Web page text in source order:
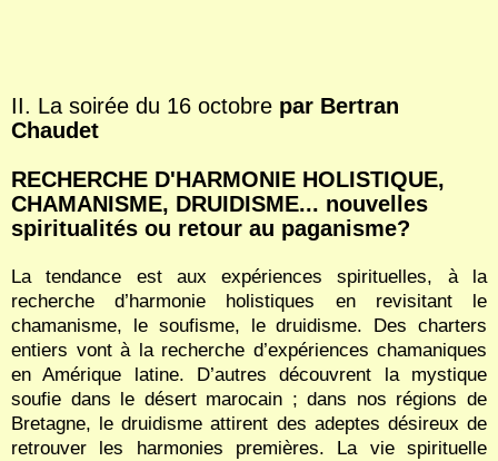
II. La soirée du 16 octobre par Bertran
Chaudet
RECHERCHE D'HARMONIE HOLISTIQUE,
CHAMANISME, DRUIDISME... nouvelles
spiritualités ou retour au paganisme?
La tendance est aux expériences spirituelles, à la
recherche d’harmonie holistiques en revisitant le
chamanisme, le soufisme, le druidisme. Des charters
entiers vont à la recherche d’expériences chamaniques
en Amérique latine. D’autres découvrent la mystique
soufie dans le désert marocain ; dans nos régions de
Bretagne, le druidisme attirent des adeptes désireux de
retrouver les harmonies premières. La vie spirituelle